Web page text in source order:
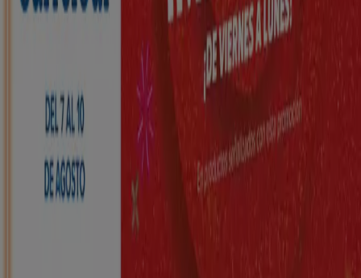
Ofertas que vuelan desde el 7 de agosto
Caduca mañana
Cuevas de San Marcos
Nuevo
REGIONAL (Articulos locales de